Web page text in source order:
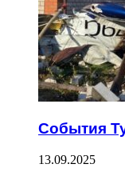
События
13.09.2025